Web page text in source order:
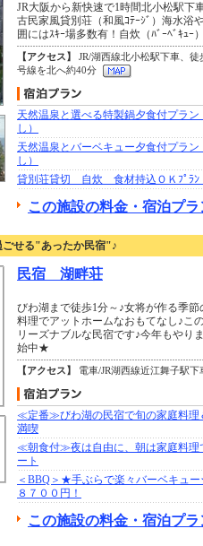
JR大阪から新快速で1時間北小松駅下
古民家風貸別荘（和風ｺﾃｰｼﾞ）海水浴
囲にはｽｷｰ場多数有！自炊（ﾊﾞｰﾍﾞｷｭｰ
【アクセス】
JR/湖西線北小松駅下車、
号線を北へ約40分
天然温泉と選べる特製鍋夕食付プラン
し）
天然温泉とバーベキュー夕食付プラン
し）
貸別荘貸切 自炊 食材持込ＯＫﾌﾟﾗﾝ
この施設の料金・宿泊プ
せる"あったか民宿"♪
民宿 湖畔荘
びわ湖まで徒歩1分～♪女将が作る季
料理でアットホームなおもてなし♪こ
リーズナブルな民宿です♪今年もやり
始中★
【アクセス】 電車/JR湖西線近江舞子駅
≪定番≫びわ湖の民宿で旬の家庭料理
満喫
≪朝食付≫夜は自由に、朝は家庭料理
ート
＜BBQ＞★手ぶらで楽々バーベキュ
８７００円！
この施設の料金・宿泊プ